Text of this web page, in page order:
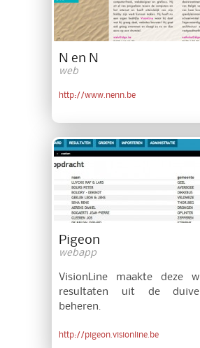
N en N
web
http://www.nenn.be
Pigeon
webapp
VisionLine maakte deze
resultaten uit de
beheren.
http://pigeon.visionline.be